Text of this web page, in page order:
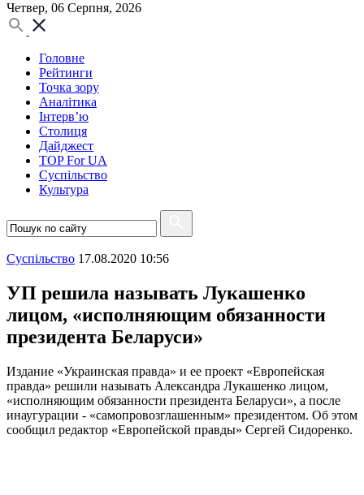
Четвер, 06 Серпня, 2026
Головне
Рейтинги
Точка зору
Аналітика
Інтерв’ю
Столиця
Дайджест
TOP For UA
Суспiльство
Культура
Суспiльство 17.08.2020 10:56
УП решила называть Лукашенко
лицом, «исполняющим обязанности
президента Беларуси»
Издание «Украинская правда» и ее проект «Европейская
правда» решили называть Александра Лукашенко лицом,
«исполняющим обязанности президента Беларуси», а после
инаугурации - «самопровозглашенным» президентом. Об этом
сообщил редактор «Европейской правды» Сергей Сидоренко.